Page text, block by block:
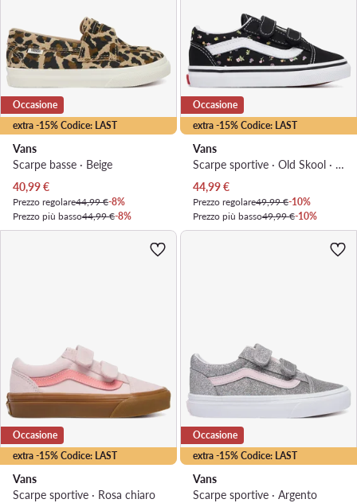
extra -15% Codice: LAST
Occasione
Vans
Scarpe basse · Beige
Prezzo attuale
40,99€
Prezzo regolare44,99 €-8%
Prezzo più basso44,99 €-8%
extra -15% Codice: LAST
Occasione
Vans
Scarpe sportive · Old Skool · Nero
Prezzo attuale
44,99€
Prezzo regolare49,99 €-10%
Prezzo più basso49,99 €-10%
extra -15% Codice: LAST
Occasione
Vans
Scarpe sportive · Rosa chiaro
extra -15% Codice: LAST
Occasione
Vans
Scarpe sportive · Argento